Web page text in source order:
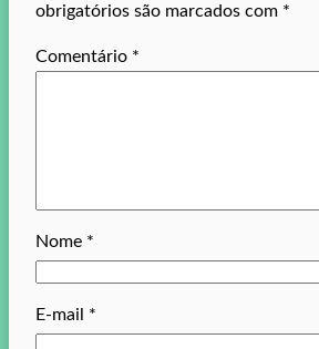
obrigatórios são marcados com *
Comentário *
Nome *
E-mail *